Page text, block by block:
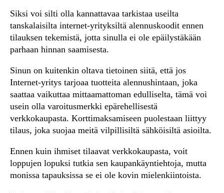
Siksi voi silti olla kannattavaa tarkistaa useilta
tanskalaisilta internet-yrityksiltä alennuskoodit ennen
tilauksen tekemistä, jotta sinulla ei ole epäilystäkään
parhaan hinnan saamisesta.
Sinun on kuitenkin oltava tietoinen siitä, että jos
Internet-yritys tarjoaa tuotteita alennushintaan, joka
saattaa vaikuttaa mittaamattoman edulliselta, tämä voi
usein olla varoitusmerkki epärehellisestä
verkkokaupasta. Korttimaksamiseen puolestaan liittyy
tilaus, joka suojaa meitä vilpillisiltä sähköisiltä asioilta.
Ennen kuin ihmiset tilaavat verkkokaupasta, voit
loppujen lopuksi tutkia sen kaupankäyntiehtoja, mutta
monissa tapauksissa se ei ole kovin mielenkiintoista.